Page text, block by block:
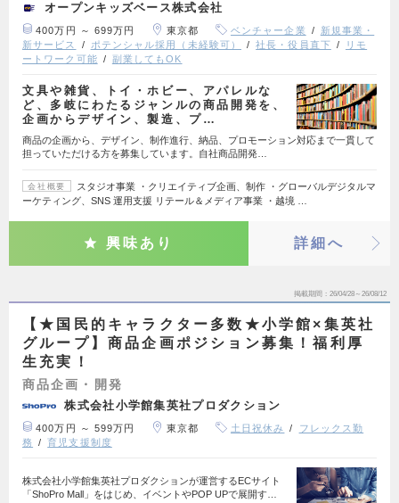
オープンキッズベース株式会社
400万円 ～ 699万円 東京都 ベンチャー企業
新規事業・
新サービス
ポテンシャル採用（未経験可） 社長・役員直下
リモ
ートワーク可能
副業してもOK
文具や雑貨、トイ・ホビー、アパレルな
ど、多岐にわたるジャンルの商品開発を、
企画からデザイン、製造、プ…
商品の企画から、デザイン、制作進行、納品、プロモーション対応まで一貫して
担っていただける方を募集しています。自社商品開発…
会社概要
スタジオ事業 ・クリエイティブ企画、制作 ・グローバルデジタルマ
ーケティング、SNS 運用支援 リテール＆メディア事業 ・越境 …
興味あり 詳細へ
掲載期間 26/04/28～26/08/12
【★国民的キャラクター多数★小学館×集英社
グループ】商品企画ポジション募集！福利厚
生充実！
商品企画・開発
株式会社小学館集英社プロダクション
400万円 ～ 599万円 東京都 土日祝休み
フレックス勤
務
育児支援制度
株式会社小学館集英社プロダクションが運営するECサイト
「ShoPro Mall」をはじめ、イベントやPOP UPで展開す…